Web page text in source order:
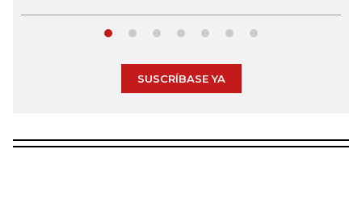
SUSCRÍBASE YA